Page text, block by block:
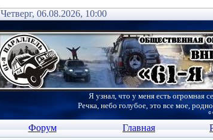
Четверг, 06.08.2026, 10:00
Я узнал, что у меня есть огромная
Речка, небо голубое, это все мое,
©
Форум Главная